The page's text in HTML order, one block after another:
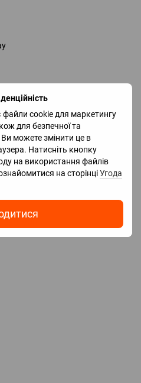
файли cookie для маркетингу
для безпечної та
можете змінити це в
Натисніть кнопку
на використання файлів
на сторінціУгода
VRR